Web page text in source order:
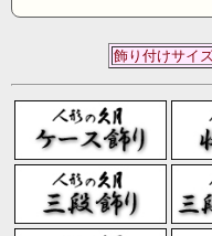
飾り付けサイ